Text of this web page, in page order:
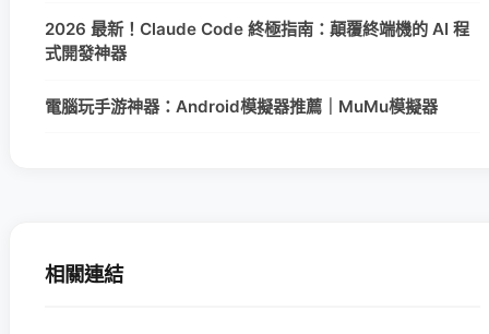
2026 最新！Claude Code 終極指南：顛覆終端機的 AI 程
式開發神器
電腦玩手游神器：Android模擬器推薦｜MuMu模擬器
相關連結